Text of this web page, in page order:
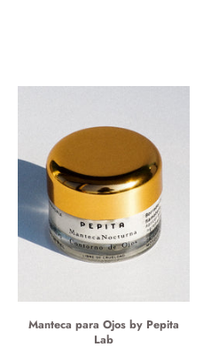
Manteca para Ojos by Pepita
Lab